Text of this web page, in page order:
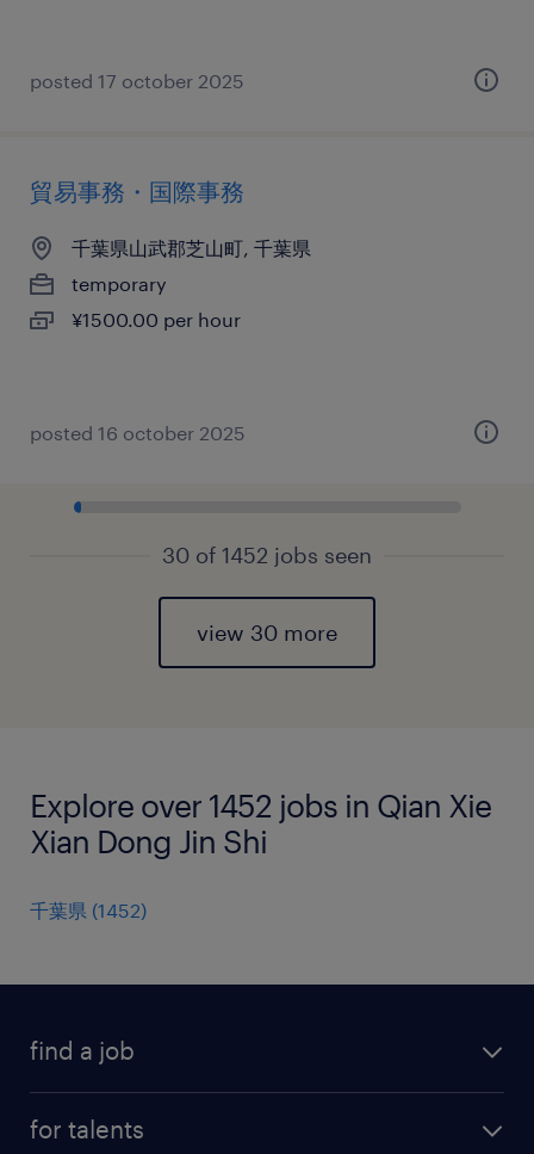
posted 17 october 2025
貿易事務・国際事務
千葉県山武郡芝山町, 千葉県
temporary
¥1500.00 per hour
posted 16 october 2025
30 of 1452 jobs seen
view 30 more
Explore over 1452 jobs in Qian Xie
Xian Dong Jin Shi
千葉県 (1452)
find a job
for talents